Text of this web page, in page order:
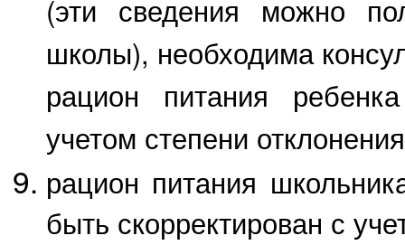
(эти сведения можно
школы), необходима
рацион питания
учетом степени
рацион питания
быть скорректирован с